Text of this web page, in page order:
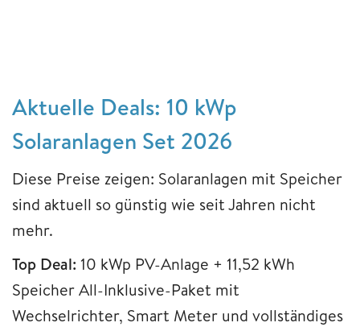
Aktuelle Deals: 10 kWp
Solaranlagen Set 2026
Diese Preise zeigen: Solaranlagen mit Speicher
sind aktuell so günstig wie seit Jahren nicht
mehr.
Top Deal: 10 kWp PV-Anlage + 11,52 kWh
Speicher All-Inklusive-Paket mit
Wechselrichter, Smart Meter und vollständiges